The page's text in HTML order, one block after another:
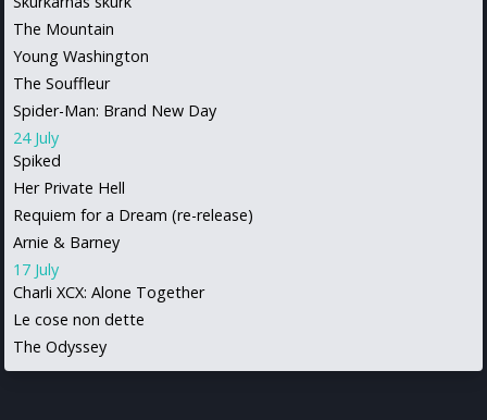
The Mountain
Young Washington
The Souffleur
Spider-Man: Brand New Day
24 July
Spiked
Her Private Hell
Requiem for a Dream (re-release)
Arnie & Barney
17 July
Charli XCX: Alone Together
Le cose non dette
The Odyssey